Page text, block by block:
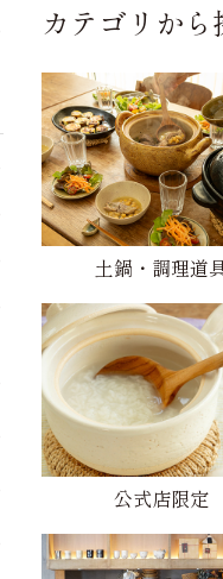
カテゴリから
土鍋・調理道
公式店限定